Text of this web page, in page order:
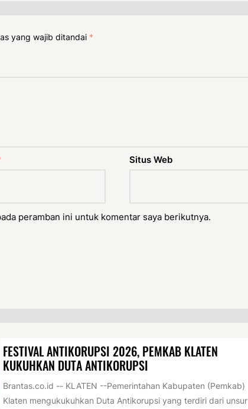
yang wajib ditandai *
Situs Web
peramban ini untuk komentar saya berikutnya.
FESTIVAL ANTIKORUPSI 2026, PEMKAB KLATEN
KUKUHKAN DUTA ANTIKORUPSI
Brantas.co.id -- KLATEN --Pemerintahan Kabupaten (Pemkab)
Klaten mengukukuhkan Duta Antikorupsi yang terdiri dari unsur